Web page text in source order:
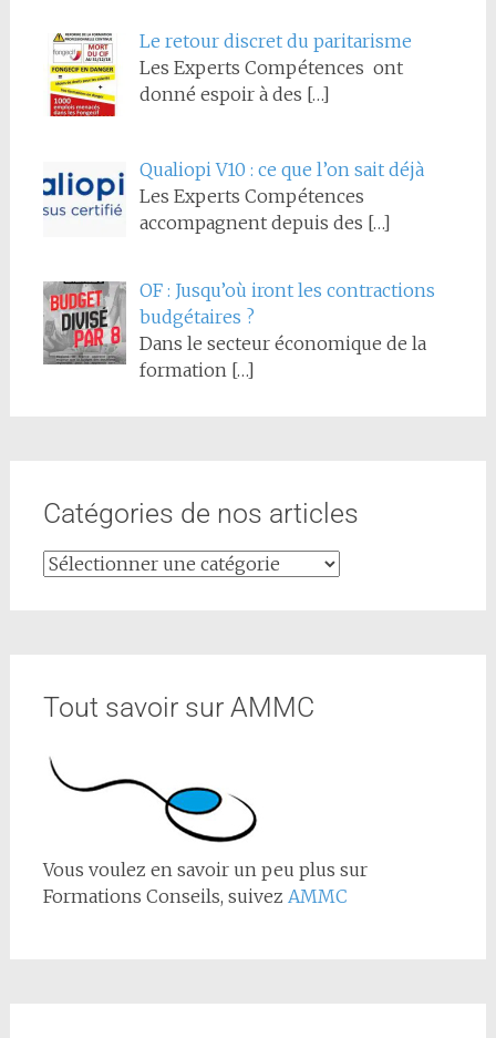
Le retour discret du paritarisme
Les Experts Compétences ont
donné espoir à des […]
Qualiopi V10 : ce que l’on sait déjà
Les Experts Compétences
accompagnent depuis des […]
OF : Jusqu’où iront les contractions
budgétaires ?
Dans le secteur économique de la
formation […]
Catégories de nos articles
Tout savoir sur AMMC
Vous voulez en savoir un peu plus sur
Formations Conseils, suivez AMMC